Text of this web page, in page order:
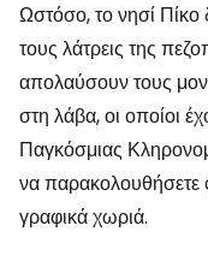
Ωστόσο, το νησί Πίκο
τους λάτρεις της
απολαύσουν τους
στη λάβα, οι οποίοι
Παγκόσμιας
να παρακολουθήσετε
γραφικά χωριά.